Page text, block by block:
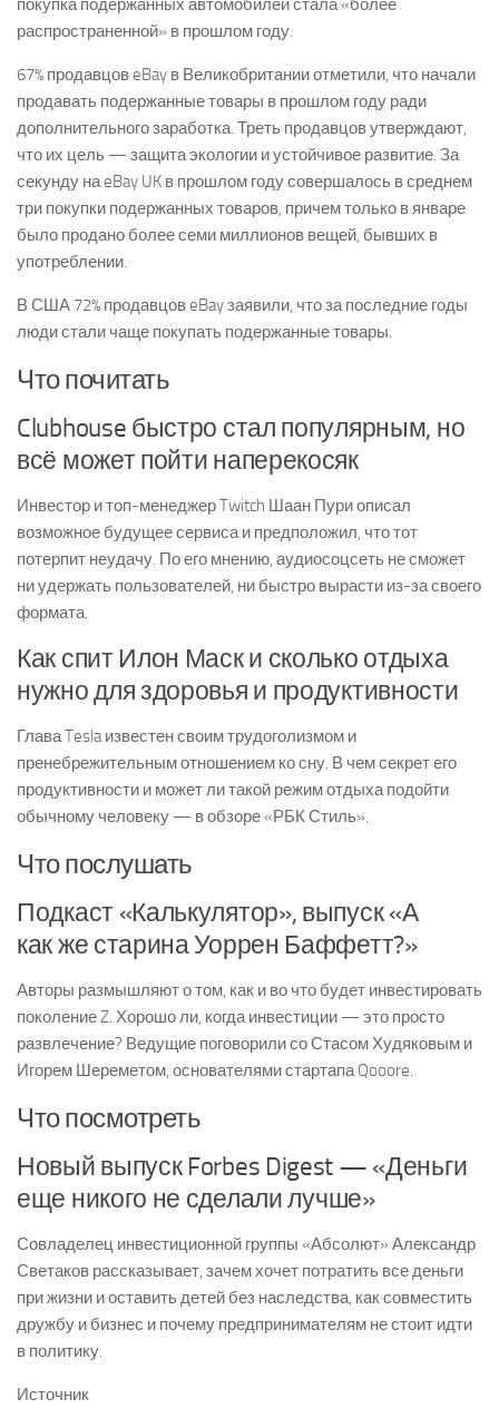
покупка подержанных автомобилей стала «более
распространенной» в прошлом году.
67% продавцов eBay в Великобритании отметили, что начали
продавать подержанные товары в прошлом году ради
дополнительного заработка. Треть продавцов утверждают,
что их цель — защита экологии и устойчивое развитие. За
секунду на eBay UK в прошлом году совершалось в среднем
три покупки подержанных товаров, причем только в январе
было продано более семи миллионов вещей, бывших в
употреблении.
В США 72% продавцов eBay заявили, что за последние годы
люди стали чаще покупать подержанные товары.
Что почитать
Clubhouse быстро стал популярным, но
всё может пойти наперекосяк
Инвестор и топ-менеджер Twitch Шаан Пури описал
возможное будущее сервиса и предположил, что тот
потерпит неудачу. По его мнению, аудиосоцсеть не сможет
ни удержать пользователей, ни быстро вырасти из-за своего
формата.
Как спит Илон Маск и сколько отдыха
нужно для здоровья и продуктивности
Глава Tesla известен своим трудоголизмом и
пренебрежительным отношением ко сну. В чем секрет его
продуктивности и может ли такой режим отдыха подойти
обычному человеку — в обзоре «РБК Стиль».
Что послушать
Подкаст «Калькулятор», выпуск «А
как же старина Уоррен Баффетт?»
Авторы размышляют о том, как и во что будет инвестировать
поколение Z. Хорошо ли, когда инвестиции — это просто
развлечение? Ведущие поговорили со Стасом Худяковым и
Игорем Шереметом, основателями стартапа Qooore.
Что посмотреть
Новый выпуск Forbes Digest — «Деньги
еще никого не сделали лучше»
Совладелец инвестиционной группы «Абсолют» Александр
Светаков рассказывает, зачем хочет потратить все деньги
при жизни и оставить детей без наследства, как совместить
дружбу и бизнес и почему предпринимателям не стоит идти
в политику.
Источник